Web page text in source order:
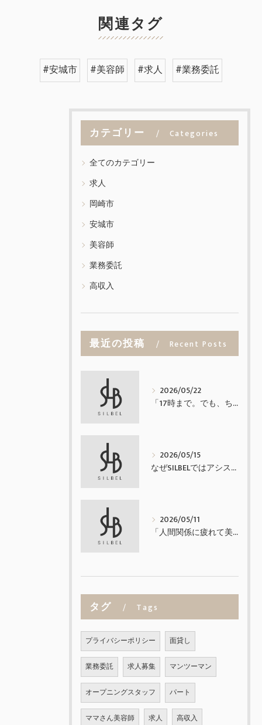
関連タグ
#安城市 #美容師 #求人 #業務委託
カテゴリー Categories
全てのカテゴリー
求人
岡崎市
安城市
美容師
業務委託
高収入
最近の投稿 Recent Posts
2026/05/22
「17時まで。でも、ちゃんと稼げる業務委託。」
2026/05/15
なぜSILBELではアシスタントを置かないのか
2026/05/11
「人間関係に疲れて美容師を辞めたくなった方へ」
タグ Tags
プライバシーポリシー 面貸し
業務委託 求人募集 マンツーマン
オープニングスタッフ パート
ママさん美容師 求人 高収入